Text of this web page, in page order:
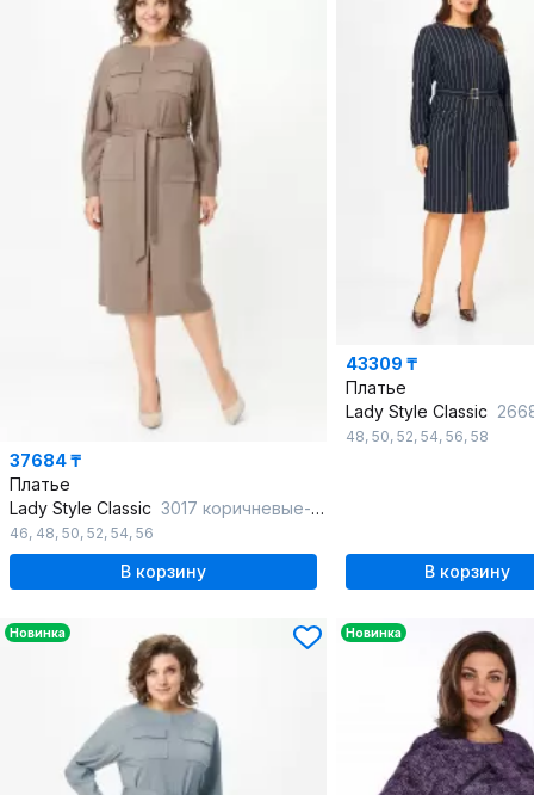
37684 ₸
Платье
Lady Style Classic 3017 коричневые-тона
46, 48, 50, 52, 54, 56
В корзину
43309 ₸
Платье
Lady Style Classic 2668
48, 50, 52, 54, 56, 58
В корзину
Новинка Новинка